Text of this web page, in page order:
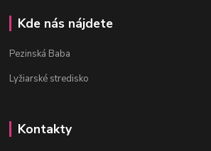
Kde nás nájdete
Pezinská Baba
Lyžiarské stredisko
Kontakty